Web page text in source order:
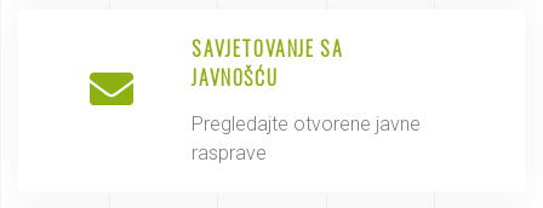
SAVJETOVANJE SA
JAVNOŠĆU
Pregledajte otvorene javne
rasprave